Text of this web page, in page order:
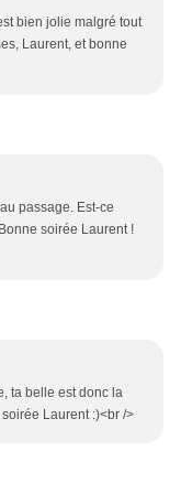
bien jolie malgré tout
Laurent, et bonne
passage. Est-ce
soirée Laurent !
ta belle est donc la
Laurent :)<br />